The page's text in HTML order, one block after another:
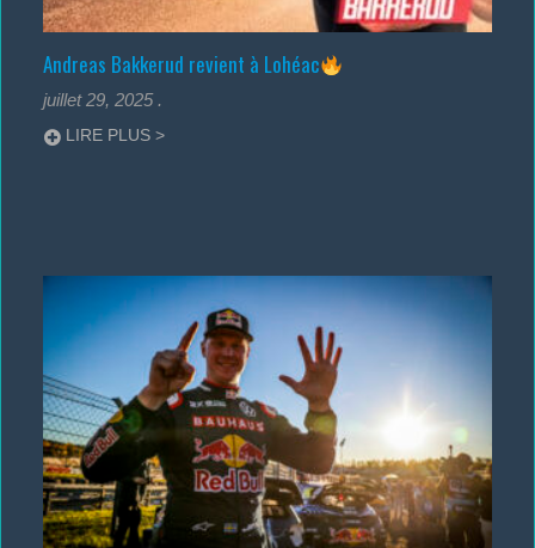
Andreas Bakkerud revient à Lohéac
juillet 29, 2025 .
LIRE PLUS >